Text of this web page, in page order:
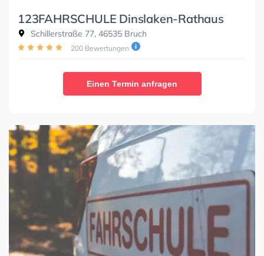
123FAHRSCHULE Dinslaken-Rathaus
Schillerstraße 77, 46535 Bruch
200 Bewertungen
Einen Termin anfragen